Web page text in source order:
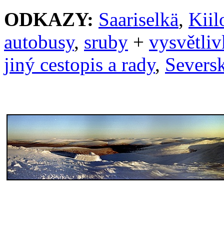
ODKAZY: Saariselkä,
autobusy, sruby +
jiný cestopis a rady,